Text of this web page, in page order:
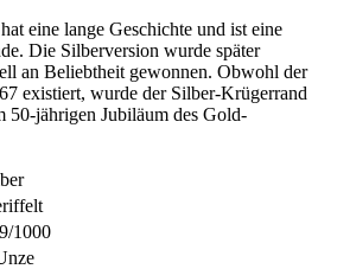
hat eine lange Geschichte und ist eine
Die Silberversion wurde später
an Beliebtheit gewonnen. Obwohl der
existiert, wurde der Silber-Krügerrand
50-jährigen Jubiläum des Gold-
1000